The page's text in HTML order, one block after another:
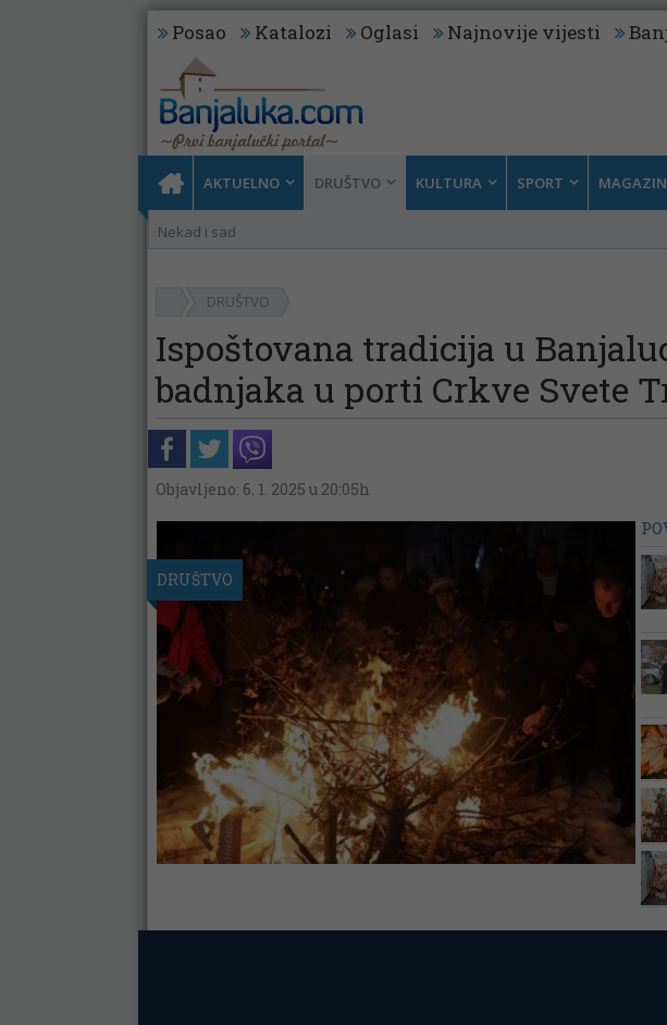
Posao Katalozi Oglasi Najnovije vijesti
AKTUELNO DRUŠTVO
Nekad i sad
KULTURA SPORT MAGAZIN
DRUŠTVO
Ispoštovana tradicija u
badnjaka u porti Crkve Svete
Objavljeno: 6. 1. 2025 u 20:05h
DRUŠTVO